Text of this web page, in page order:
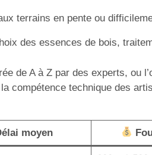
terrains en pente ou
des essences de bois,
de A à Z par des experts, ou
compétence technique des
moyen